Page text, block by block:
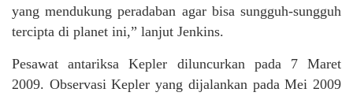
yang mendukung peradaban agar bisa sungguh-sungguh
tercipta di planet ini,” lanjut Jenkins.
Pesawat antariksa Kepler diluncurkan pada 7 Maret
2009. Observasi Kepler yang dijalankan pada Mei 2009